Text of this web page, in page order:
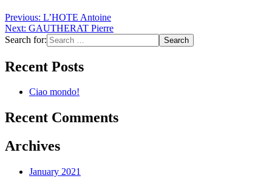
Previous: L’HOTE Antoine
Next: GAUTHERAT Pierre
Search for:
Recent Posts
Ciao mondo!
Recent Comments
Archives
January 2021